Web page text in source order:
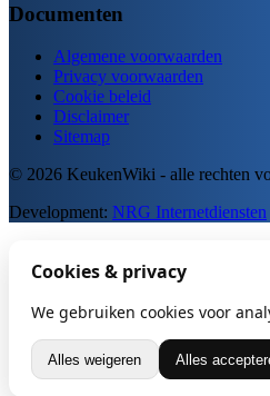
Documenten
Algemene voorwaarden
Privacy voorwaarden
Cookie beleid
Disclaimer
Sitemap
© 2026 KeukenWiki - alle rechten
Development: NRG Internetdiensten
Cookies & privacy
We gebruiken cookies voor
Alles weigeren Alles